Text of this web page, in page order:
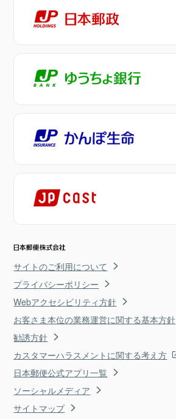
サイトのご利用について
プライバシーポリシー
Webアクセシビリティ方針
お客さま本位の業務運営に関する基本方針
勧誘方針
カスタマーハラスメントに関する考え方
日本郵便公式アプリ一覧
ソーシャルメディア
サイトマップ